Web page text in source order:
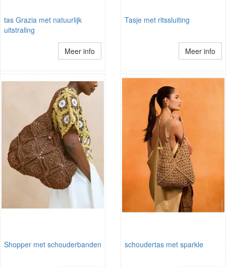
tas Grazia met natuurlijk
uitstraling
Meer info
Tasje met ritssluiting
Meer info
Shopper met schouderbanden schoudertas met sparkle